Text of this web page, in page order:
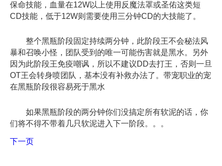
保命技能，血量在12W以上使用反魔法罩或圣佑这类短
CD技能，低于12W则需要使用三分钟CD的大技能了。
整个黑瓶阶段固定持续两分钟 ，此阶段王不会秘法风
暴和召唤小怪，团队受到的唯一可能伤害就是黑水。另外
因为此阶段王免疫嘲讽，所以不建议DD去打王，否则一旦
OT王会转身喷团队，基本没有补救办法了。带宠职业的宠
在黑瓶阶段很容易死于黑水
如果黑瓶阶段的两分钟你们没搞定所有软泥的话，你
们将不得不带着几只软泥进入下一阶段。。。
下一页